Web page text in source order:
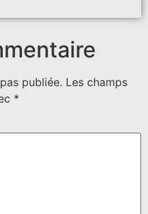
publiée. Les champs
*